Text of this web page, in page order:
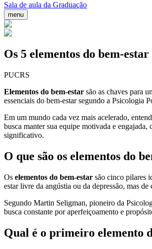
Sala de aula da Graduação
menu
Os 5 elementos do bem-
PUCRS
Elementos do bem-estar são as chaves para
essenciais do bem-estar segundo a Psicologia
Em um mundo cada vez mais acelerado,
busca manter sua equipe motivada e
significativo.
O que são os elementos do
Os elementos do bem-estar são cinco pilares
estar livre da angústia ou da depressão, mas
Segundo Martin Seligman, pioneiro da
busca constante por aperfeiçoamento e
Qual é o primeiro elemento